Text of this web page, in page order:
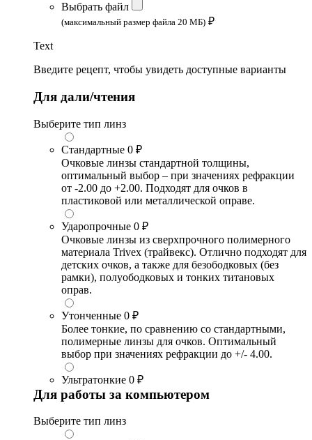
Выбрать файл
(максимальный размер файла 20 МБ) ₽
Text
Введите рецепт, чтобы увидеть доступные варианты
Для дали/чтения
Выберите тип линз
Стандартные 0 ₽
Очковые линзы стандартной толщины,
оптимальный выбор – при значениях рефракции
от -2.00 до +2.00. Подходят для очков в
пластиковой или металлической оправе.
Ударопрочные 0 ₽
Очковые линзы из сверхпрочного полимерного
материала Trivex (трайвекс). Отлично подходят для
детских очков, а также для безободковых (без
рамки), полуободковых и тонких титановых
оправ.
Утонченные 0 ₽
Более тонкие, по сравнению со стандартными,
полимерные линзы для очков. Оптимальный
выбор при значениях рефракции до +/- 4.00.
Ультратонкие 0 ₽
Для работы за компьютером
Выберите тип линз